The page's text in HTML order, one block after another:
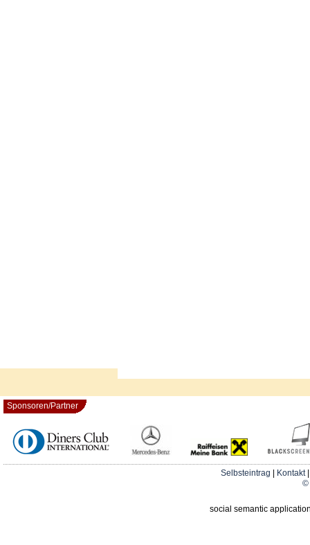
Sponsoren/Partner
Selbsteintrag Kontakt
©
social semantic